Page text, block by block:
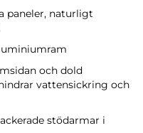
paneler, naturligt
och dold
vattensickring och
stödarmar i